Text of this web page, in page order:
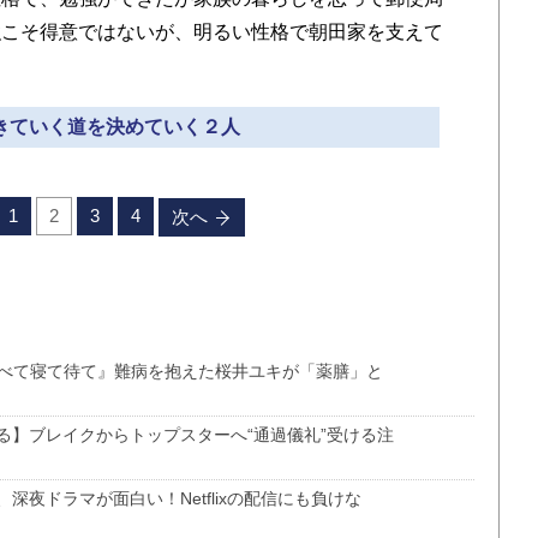
そ得意ではないが、明るい性格で朝田家を支えて
ていく道を決めていく２人
1 2 3 4 次へ
て寝て待て』難病を抱えた桜井ユキが「薬膳」と
ブレイクからトップスターへ“通過儀礼”受ける注
夜ドラマが面白い！Netflixの配信にも負けな